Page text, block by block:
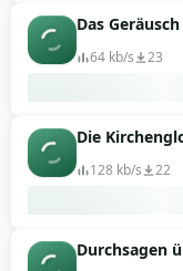
Das
64 kb/s 23
Die
128 kb/s 22
Durchsagen